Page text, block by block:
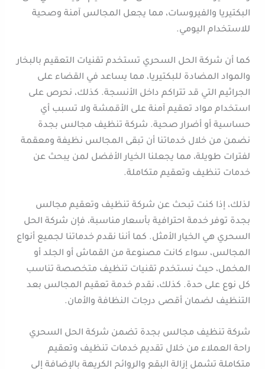
البكتيريا والفيروسات، مما يجعل المجالس آمنة وصحية
للاستخدام اليومي.
كما أن شركة الحل السحري تستخدم تقنيات التعقيم بالبخار
والمواد المضادة للبكتيريا، مما يساعد في القضاء على
الجراثيم التي قد تتراكم داخل الأنسجة. كذلك، نحرص على
استخدام مواد تعقيم آمنة على الأقمشة ولا تسبب أي
حساسية أو أضرار صحية. شركة تنظيف مجالس بجدة
نضمن من خلال خدماتنا أن تبقى المجالس نظيفة ومعقمة
لفترات طويلة، مما يجعلنا الخيار الأفضل لمن يبحث عن
خدمات تنظيف وتعقيم متكاملة.
لذلك، إذا كنت تبحث عن شركة تنظيف وتعقيم مجالس
بجدة توفر خدمة احترافية بأسعار مناسبة، فإن شركة الحل
السحري هي الخيار الأمثل. كما أننا نقدم خدماتنا لجميع أنواع
المجالس، سواء كانت مصنوعة من القماش أو الجلد أو
المخمل، حيث نستخدم تقنيات تنظيف متخصصة تناسب
كل نوع على حدة. كذلك، نقدم خدمة تعقيم المجالس بعد
التنظيف لضمان أقصى درجات النظافة والأمان.
شركة تنظيف مجالس بجدة تضمن شركة الحل السحري
راحة العملاء من خلال تقديم خدمات تنظيف وتعقيم
متكاملة تشمل إزالة البقع والروائح الكريهة بالإضافة إلى